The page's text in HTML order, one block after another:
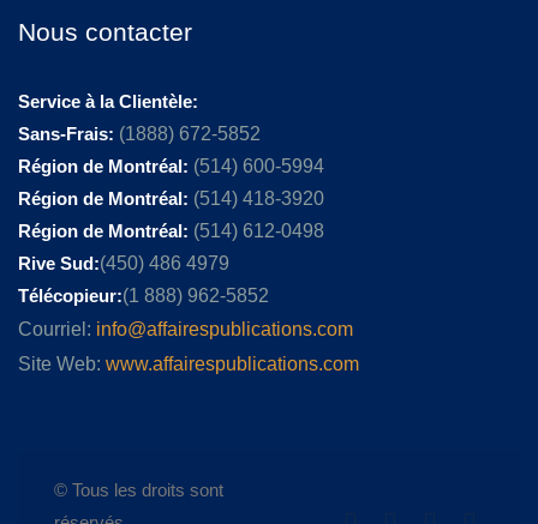
Nous contacter
Service à la Clientèle:
Sans-Frais: (1888) 672-5852
Région de Montréal: (514) 600-5994
Région de Montréal: (514) 418-3920
Région de Montréal: (514) 612-0498
Rive Sud:(450) 486 4979
Télécopieur:(1 888) 962-5852
Courriel: info@affairespublications.com
Site Web: www.affairespublications.com
© Tous les droits sont